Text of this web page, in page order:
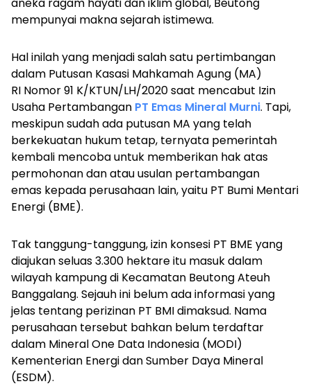
mempunyai makna sejarah istimewa.
Hal inilah yang menjadi salah satu pertimbangan
dalam Putusan Kasasi Mahkamah Agung (MA)
RI Nomor 91 K/KTUN/LH/2020 saat mencabut Izin
Usaha Pertambangan PT Emas Mineral Murni. Tapi,
meskipun sudah ada putusan MA yang telah
berkekuatan hukum tetap, ternyata pemerintah
kembali mencoba untuk memberikan hak atas
permohonan dan atau usulan pertambangan
emas kepada perusahaan lain, yaitu PT Bumi Mentari
Energi (BME).
Tak tanggung-tanggung, izin konsesi PT BME yang
diajukan seluas 3.300 hektare itu masuk dalam
wilayah kampung di Kecamatan Beutong Ateuh
Banggalang. Sejauh ini belum ada informasi yang
jelas tentang perizinan PT BMI dimaksud. Nama
perusahaan tersebut bahkan belum terdaftar
dalam Mineral One Data Indonesia (MODI)
Kementerian Energi dan Sumber Daya Mineral
(ESDM).